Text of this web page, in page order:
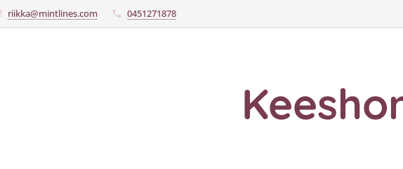
riikka@mintlines.com 0451271878